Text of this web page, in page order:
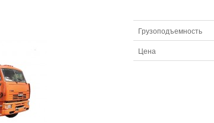
Грузоподъемность
Цена